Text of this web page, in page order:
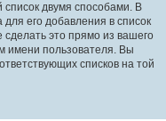
список двумя способами. В
его добавления в список
сделать это прямо из вашего
имени пользователя. Вы
списков на той